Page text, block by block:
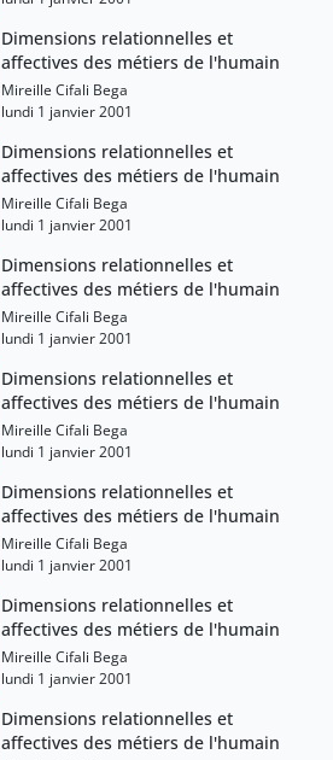
Dimensions relationnelles et
affectives des métiers de l'humain
Mireille Cifali Bega
lundi 1 janvier 2001
Dimensions relationnelles et
affectives des métiers de l'humain
Mireille Cifali Bega
lundi 1 janvier 2001
Dimensions relationnelles et
affectives des métiers de l'humain
Mireille Cifali Bega
lundi 1 janvier 2001
Dimensions relationnelles et
affectives des métiers de l'humain
Mireille Cifali Bega
lundi 1 janvier 2001
Dimensions relationnelles et
affectives des métiers de l'humain
Mireille Cifali Bega
lundi 1 janvier 2001
Dimensions relationnelles et
affectives des métiers de l'humain
Mireille Cifali Bega
lundi 1 janvier 2001
Dimensions relationnelles et
affectives des métiers de l'humain